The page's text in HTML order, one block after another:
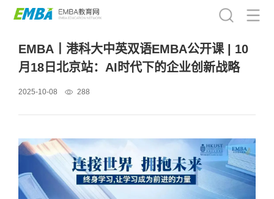
EMBA丨港科大中英双语EMBA公开课 | 10
月18日北京站：AI时代下的企业创新战略
2025-10-08 288